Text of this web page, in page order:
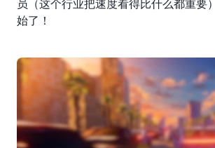
员（这个行业把速度看得比什么都重要
始了！